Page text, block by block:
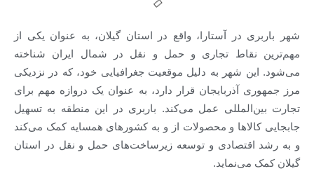
شهر باربری در آستارا، واقع در استان گیلان، به عنوان یکی از
مهم‌ترین نقاط تجاری و حمل و نقل در شمال ایران شناخته
می‌شود. این شهر به دلیل موقعیت جغرافیایی خود، که در نزدیکی
مرز جمهوری آذربایجان قرار دارد، به عنوان یک دروازه مهم برای
تجارت بین‌المللی عمل می‌کند. باربری در این منطقه به تسهیل
جابجایی کالاها و محصولات از و به کشورهای همسایه کمک می‌کند
و به رشد اقتصادی و توسعه زیرساخت‌های حمل و نقل در استان
گیلان کمک می‌نماید.